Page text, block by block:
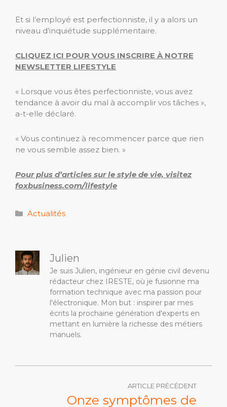
Et si l’employé est perfectionniste, il y a alors un
niveau d’inquiétude supplémentaire.
CLIQUEZ ICI POUR VOUS INSCRIRE À NOTRE
NEWSLETTER LIFESTYLE
« Lorsque vous êtes perfectionniste, vous avez
tendance à avoir du mal à accomplir vos tâches »,
a-t-elle déclaré.
« Vous continuez à recommencer parce que rien
ne vous semble assez bien. »
Pour plus d’articles sur le style de vie, visitez
foxbusiness.com/lifestyle
Catégories
Actualités
Julien
Je suis Julien, ingénieur en génie civil devenu
rédacteur chez IRESTE, où je fusionne ma
formation technique avec ma passion pour
l'électronique. Mon but : inspirer par mes
écrits la prochaine génération d'experts en
mettant en lumière la richesse des métiers
manuels.
ARTICLE PRÉCÉDENT
Onze symptômes de